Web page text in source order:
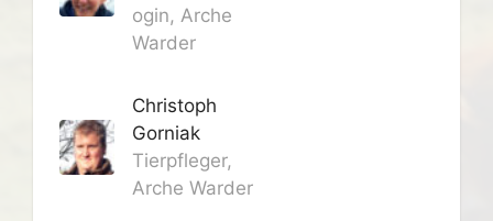
ogin, Arche
Warder
Christoph
Gorniak
Tierpfleger,
Arche Warder